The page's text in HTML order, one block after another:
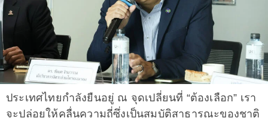
ประเทศไทยกำลังยืนอยู่ ณ จุดเปลี่ยนที่ “ต้องเลือก” เรา
จะปล่อยให้คลื่นความถี่ซึ่งเป็นสมบัติสาธารณะของชาติ